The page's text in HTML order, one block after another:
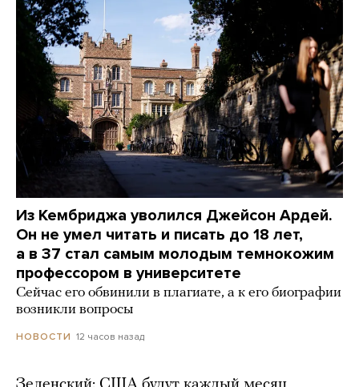
Из Кембриджа уволился Джейсон Ардей.
Он не умел читать и писать до 18 лет,
а в 37 стал самым молодым темнокожим
профессором в университете
Сейчас его обвинили в плагиате, а к его биографии
возникли вопросы
НОВОСТИ 12 часов назад